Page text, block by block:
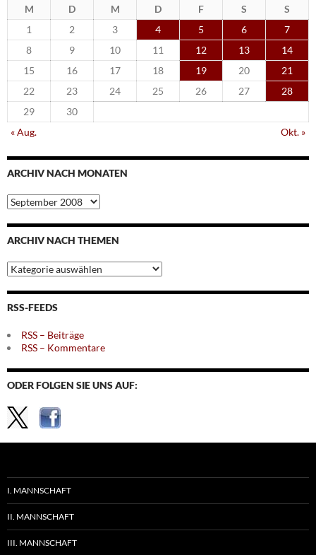
M D M D F S
S
1
2 3 4 5 6
7
8
9 10 11 12 13
14
15
16 17 18 19 20
21
22
23 24 25 26 27
28
29
30
« Aug.
Okt. »
ARCHIV NACH MONATEN
Archiv
nach
Monaten
ARCHIV NACH THEMEN
Archiv
nach
Themen
RSS-FEEDS
RSS – Beiträge
RSS – Kommentare
ODER FOLGEN SIE UNS AUF:
I. MANNSCHAFT
II. MANNSCHAFT
III. MANNSCHAFT